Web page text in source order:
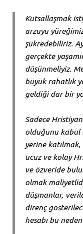
Kutsallaşmak
arzuyu
şükredebiliriz.
gerçekte
düşünmeliyiz.
büyük rahatlık
geldiği dar bir
Sadece
olduğunu kabul
yerine
ucuz ve kolay
ve özveride
olmak
düşmanlar,
direnç
hesabı bu